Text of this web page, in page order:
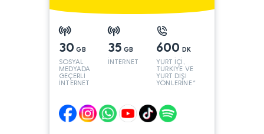
30 GB
SOSYAL
MEDYADA
GEÇERLİ
İNTERNET
35 GB
İNTERNET
600 DK
YURT İÇİ,
TÜRKİYE VE
YURT DIŞI
YÖNLERİNE*